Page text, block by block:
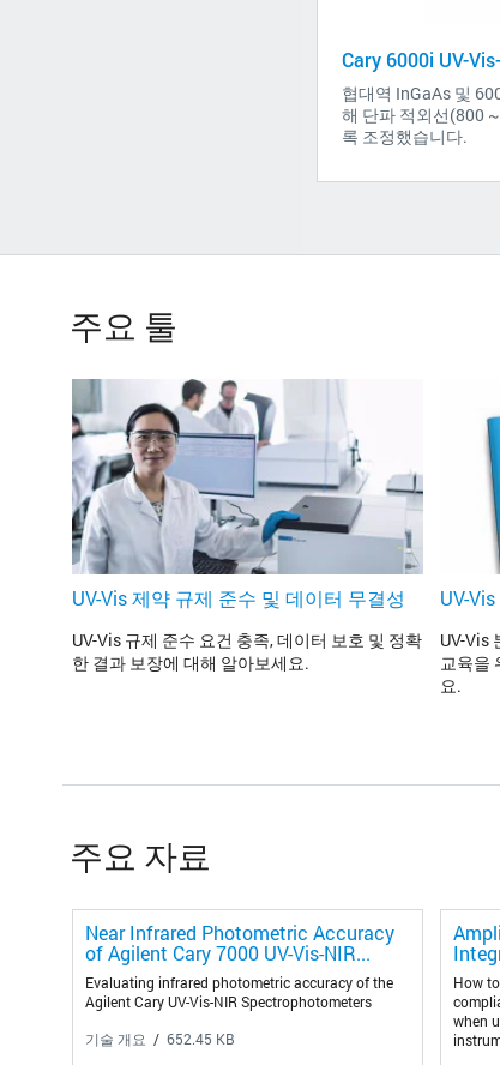
Cary 6000i UV-
협대역 InGaAs 및
해 단파 적외선(800
록 조정했습니다.
주요 툴
UV-Vis 제약 규제 준수 및 데이터 무결성
UV-Vis 규제 준수 요건 충족, 데이터 보호 및 정확
한 결과 보장에 대해 알아보세요.
UV-
UV-Vis
교육을
요.
주요 자료
Near Infrared Photometric Accuracy
of Agilent Cary 7000 UV-Vis-NIR...
Evaluating infrared photometric accuracy of the
Agilent Cary UV-Vis-NIR Spectrophotometers
기술 개요
652.45 KB
How
when